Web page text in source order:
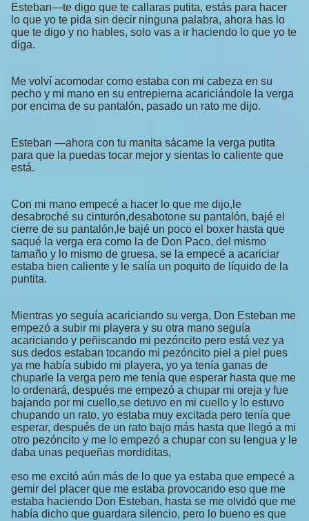
Esteban—te digo que te callaras putita, estás para hacer
lo que yo te pida sin decir ninguna palabra, ahora has lo
que te digo y no hables, solo vas a ir haciendo lo que yo te
diga.
Me volví acomodar como estaba con mi cabeza en su
pecho y mi mano en su entrepierna acariciándole la verga
por encima de su pantalón, pasado un rato me dijo.
Esteban —ahora con tu manita sácame la verga putita
para que la puedas tocar mejor y sientas lo caliente que
está.
Con mi mano empecé a hacer lo que me dijo,le
desabroché su cinturón,desabotone su pantalón, bajé el
cierre de su pantalón,le bajé un poco el boxer hasta que
saqué la verga era como la de Don Paco, del mismo
tamaño y lo mismo de gruesa, se la empecé a acariciar
estaba bien caliente y le salía un poquito de líquido de la
puntita.
Mientras yo seguía acariciando su verga, Don Esteban me
empezó a subir mi playera y su otra mano seguía
acariciando y peñiscando mi pezóncito pero está vez ya
sus dedos estaban tocando mi pezóncito piel a piel pues
ya me había subido mi playera, yo ya tenía ganas de
chuparle la verga pero me tenía que esperar hasta que me
lo ordenará, después me empezó a chupar mi oreja y fue
bajando por mi cuello,se detuvo en mi cuello y lo estuvo
chupando un rato, yo estaba muy excitada pero tenía que
esperar, después de un rato bajo más hasta que llegó a mi
otro pezóncito y me lo empezó a chupar con su lengua y le
daba unas pequeñas mordiditas,
eso me excitó aún más de lo que ya estaba que empecé a
gemir del placer que me estaba provocando eso que me
estaba haciendo Don Esteban, hasta se me olvidó que me
había dicho que guardara silencio, pero lo bueno es que